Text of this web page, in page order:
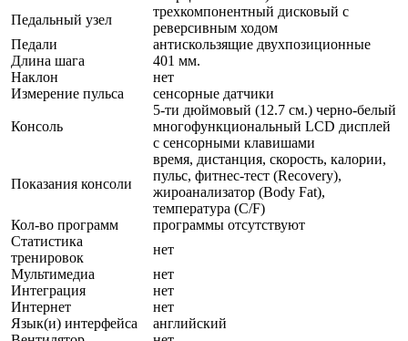
Педальный узел
трехкомпонентный дисковый с
реверсивным ходом
Педали
антискользящие двухпозиционные
Длина шага
401 мм.
Наклон
нет
Измерение пульса
сенсорные датчики
Консоль
5-ти дюймовый (12.7 см.) черно-белый
многофункциональный LCD дисплей
с сенсорными клавишами
Показания консоли
время, дистанция, скорость, калории,
пульс, фитнес-тест (Recovery),
жироанализатор (Body Fat),
температура (C/F)
Кол-во программ
программы отсутствуют
Статистика
тренировок
нет
Мультимедиа
нет
Интеграция
нет
Интернет
нет
Язык(и) интерфейса
английский